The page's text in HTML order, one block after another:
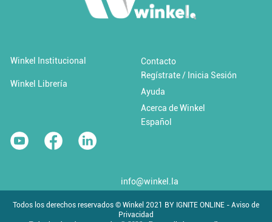
Cambio climático y desastres
$0.00 USD / Libre
info@winkel.la
Winkel Institucional
Winkel Librería
Contacto
Regístrate / Inicia Sesión
Ayuda
Acerca de Winkel
Español
Todos los derechos reservados © Winkel 2021 BY IGNITE ONLINE - Aviso de
Privacidad